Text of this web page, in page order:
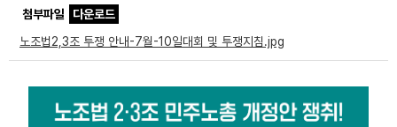
첨부파일
다운로드
노조법2,3조 투쟁 안내-7월-10일대회 및 투쟁지침.jpg
노동상담
자료
부설기관